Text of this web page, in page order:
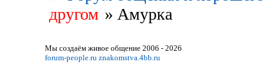
другом » Амурка
Мы создаём живое общение 2006 - 2026
forum-people.ru znakomstva.4bb.ru